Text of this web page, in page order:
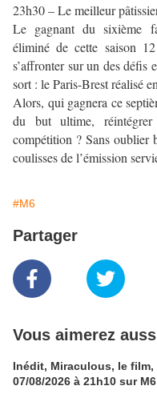
23h30 – Le meilleur
Le gagnant du sixième
éliminé de cette saison
s’affronter sur un des
sort : le Paris-Brest réalisé
Alors, qui gagnera ce
du but ultime,
compétition ? Sans oublier
coulisses de l’émission
#M6
Partager
Vous aimerez
Inédit, Miraculous, le film,
07/08/2026 à 21h10 sur M6